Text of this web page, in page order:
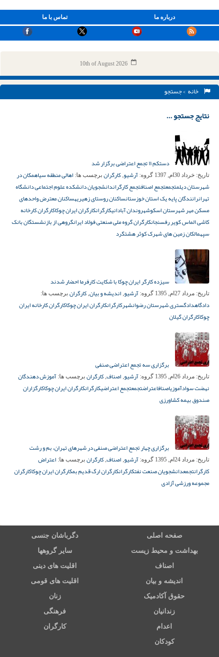
تماس با ما درباره ما
10th of August 2026
خانه > جستجو
نتایج جستجو ...
دستکم ۱۱ تجمع اعتراضی برگزار شد
تاریخ: خرداد 30ام, 1397 گروه: آرشیو, کارگران برچسب ها: اهالی منطقه سیاهمکان در
شهرستان دیلمتجمعتجمع اصنافتجمع کارگراندانشجویان دانشکده علوم اجتماعی دانشگاه
تهرانرانندگان پایه یک استان خوزستانساکنان روستای زهیریهساکنان معترض واحدهای
مسکن مهر شهرستان اسکوشهروندان آبادانیکارگرانکارگران ایران چوکاکارگران کارخانه
کاشی الماس کویر رفسنجانکارگران گروه ملی صنعتی فولاد ایرانگروهی از بازنشستگان بانک
سپهمالکان زمین های شهرک کوثر هشتگرد
سیزده کارگر ایران چوکا با شکایت کارفرما احضار شدند
تاریخ: مرداد 27ام, 1395 گروه: آرشیو, اندیشه و بیان, کارگران برچسب ها:
دادگاهدادگستری شهرستان رضوانشهرکارگرانکارگران ایران چوکاکارگران کارخانه ایران
چوکاکارگران گیلان
برگزاری سه تجمع اعتراضی صنفی
تاریخ: مرداد 26ام, 1395 گروه: آرشیو, اصناف, کارگران برچسب ها: آموزش دهندگان
نهضت سوادآموزیاصنافاعتراضتجمعتجمع اعتراضیکارگرانکارگران ایران چوکاکارگزاران
صندوق بیمه کشاورزی
برگزاری چهار تجمع اعتراضی صنفی در شهرهای تهران، بم و رشت
تاریخ: مرداد 24ام, 1395 گروه: آرشیو, اصناف, کارگران برچسب ها: اعتراض
کارگرانتجمعدانشجویان صنعت نفتکارگرانکارگران ارگ قدیم بمکارگران ایران چوکاکارگران
مجموعه ورزشی آزادی
صفحه اصلی دگرباشان جنسی
بهداشت و محیط زیست سایر گروهها
اصناف اقلیت های دینی
اندیشه و بیان اقلیت های قومی
حقوق آکادمیک زنان
زندانیان فرهنگی
اعدام کارگران
کودکان